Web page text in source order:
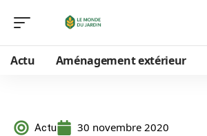
Actu Aménagement extérieur
Actu 30 novembre 2020